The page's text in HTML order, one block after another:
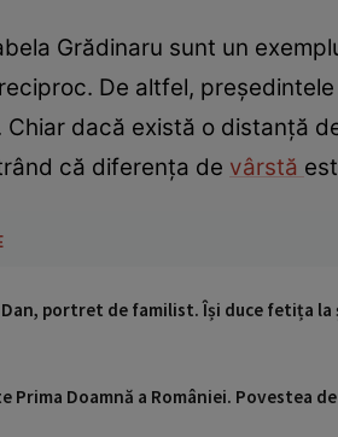
Grădinaru sunt un
De altfel,
Chiar dacă există o distanță
că diferența de vârstă
portret de familist. Își duce fetița la
Prima Doamnă a României. Povestea